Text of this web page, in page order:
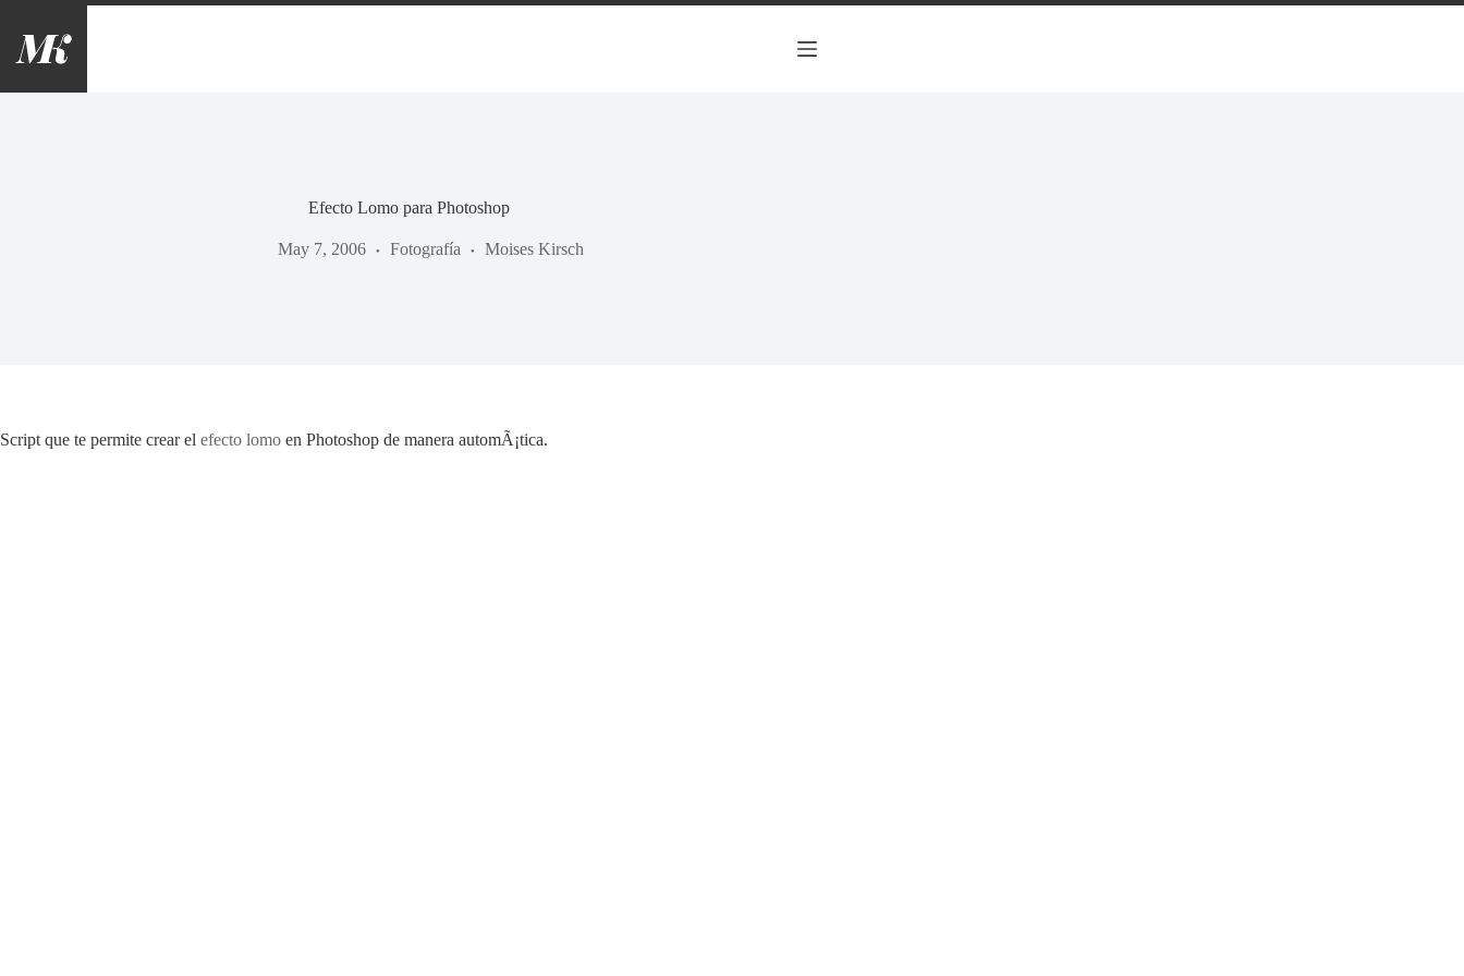
contenido
Efecto Lomo para Photoshop
May 7, 2006 Fotografía Moises Kirsch
Script que te permite crear el efecto lomo en Photoshop de manera automÃ¡tica.